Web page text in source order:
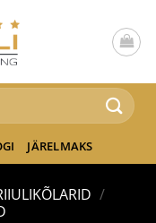
JÄRELMAKS
/